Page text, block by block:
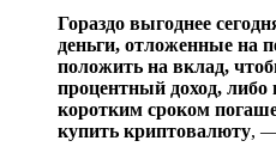
Гораздо выгоднее
деньги, отложенные на
положить на вклад,
процентный доход,
коротким сроком
купить криптовалюту, —